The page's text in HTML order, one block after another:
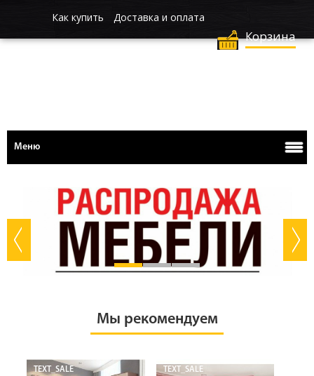
Как купить Доставка и оплата
Корзина
Меню
Мы рекомендуем
TEXT_SALE TEXT_SALE